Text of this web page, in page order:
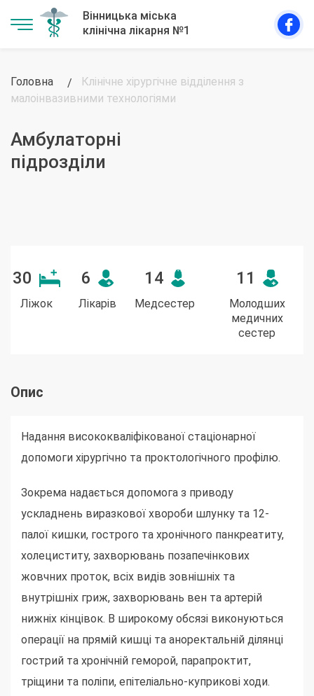
Головна
Клінічне хірургічне відділення з
малоінвазивними технологіями
30
Ліжок
6
Лікарів
14
Медсестер
11
Молодших
медичних
сестер
Опис
Надання висококваліфікованої стаціонарної
допомоги хірургічно та проктологічного профілю.
Зокрема надається допомога з приводу
ускладнень виразкової хвороби шлунку та 12-
палої кишки, гострого та хронічного панкреатиту,
холециститу, захворювань позапечінкових
жовчних проток, всіх видів зовнішніх та
внутрішніх гриж, захворювань вен та артерій
нижніх кінцівок. В широкому обсязі виконуються
операції на прямій кишці та аноректальній ділянці
гострий та хронічній геморой, парапроктит,
тріщини та поліпи, епітеліально-куприкові ходи.